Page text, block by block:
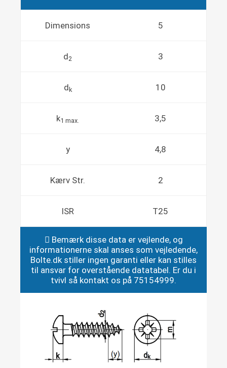
Dimensions 5
d2 3
d k 10
k1 max. 3,5
y 4,8
Kærv Str. 2
ISR T25
Bemærk disse data er vejlende, og
informationerne skal anses som vejledende,
Bolte.dk stiller ingen garanti eller kan stilles
til ansvar for overstående datatabel. Er du i
tvivl så kontakt os på 75154999.